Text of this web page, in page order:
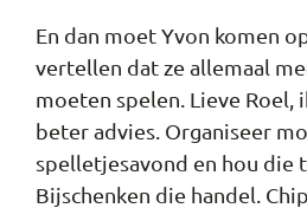
En dan moet Yvon komen
vertellen dat ze allemaal
moeten spelen. Lieve Roel,
beter advies. Organiseer
spelletjesavond en hou die
Bijschenken die handel.